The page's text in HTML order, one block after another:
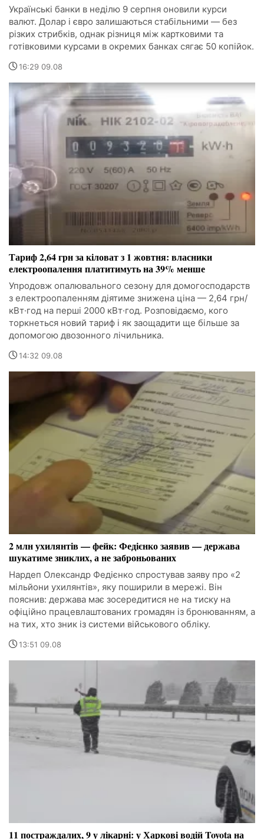
Українські банки в неділю 9 серпня оновили курси
валют. Долар і євро залишаються стабільними — без
різких стрибків, однак різниця між картковими та
готівковими курсами в окремих банках сягає 50 копійок.
16:29 09.08
Тариф 2,64 грн за кіловат з 1 жовтня: власники
електроопалення платитимуть на 39% менше
Упродовж опалювального сезону для домогосподарств
з електроопаленням діятиме знижена ціна — 2,64 грн/
кВт·год на перші 2000 кВт·год. Розповідаємо, кого
торкнеться новий тариф і як заощадити ще більше за
допомогою двозонного лічильника.
14:32 09.08
2 млн ухилянтів — фейк: Федієнко заявив — держава
шукатиме зниклих, а не заброньованих
Нардеп Олександр Федієнко спростував заяву про «2
мільйони ухилянтів», яку поширили в мережі. Він
пояснив: держава має зосередитися не на тиску на
офіційно працевлаштованих громадян із бронюванням, а
на тих, хто зник із системи військового обліку.
13:51 09.08
11 постраждалих, 9 у лікарні: у Харкові водій Toyota на